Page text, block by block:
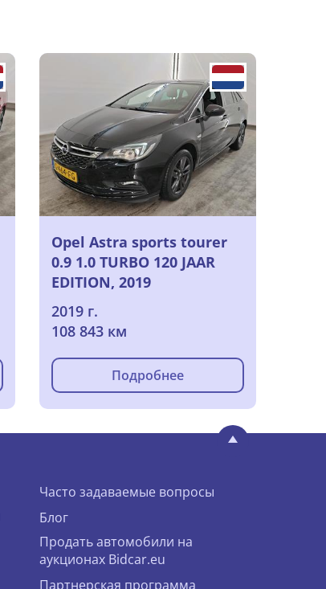
Opel Astra sports tourer
0.9 1.0 TURBO 120 JAAR
EDITION, 2019
2019 г.
108 843 км
Подробнее
Часто задаваемые вопросы
Блог
Продать автомобили на
аукционах Bidcar.eu
Партнерская программа